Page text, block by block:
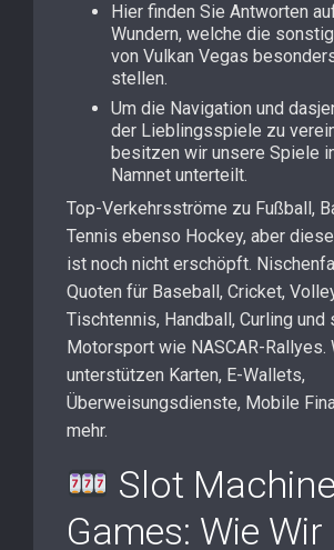
Hier finden Sie Antworten
Wundern, welche die
von Vulkan Vegas
stellen.
Um die Navigation und
der Lieblingsspiele zu
besitzen wir unsere Spiele
Namnet unterteilt.
Top-Verkehrsströme zu Fußball,
Tennis ebenso Hockey, aber
ist noch nicht erschöpft.
Quoten für Baseball, Cricket,
Tischtennis, Handball, Curling und
Motorsport wie NASCAR-Rallyes.
unterstützen Karten, E-Wallets,
Überweisungsdienste, Mobile
mehr.
Slot Machine
Games: Wie Wir